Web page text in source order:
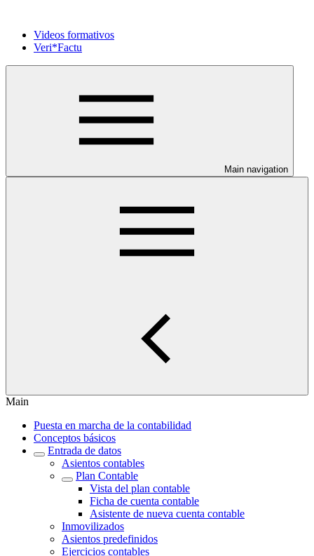
Videos formativos
Veri*Factu
Main navigation
Main
Puesta en marcha de la contabilidad
Conceptos básicos
Entrada de datos
Asientos contables
Plan Contable
Vista del plan contable
Ficha de cuenta contable
Asistente de nueva cuenta contable
Inmovilizados
Asientos predefinidos
Ejercicios contables